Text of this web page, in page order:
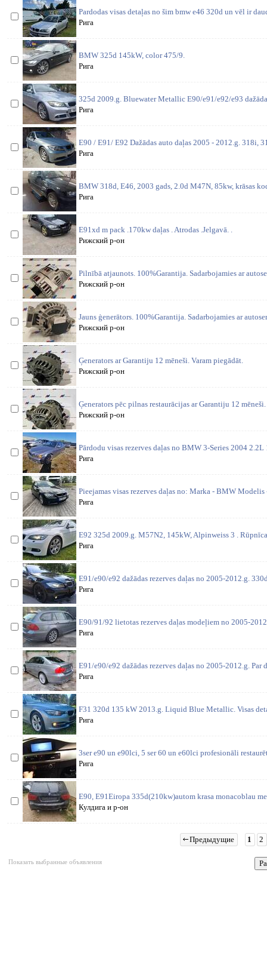
Pardodas visas detaļas no šim bmw e46 320d un vēl ir
Рига
BMW 325d 145kW, color 475/9.
Рига
325d 2009.g. Bluewater Metallic E90/e91/e92/e93
Рига
E90 / E91/ E92 Dažādas auto daļas 2005 - 2012.g. 318i,
Рига
BMW 318d, E46, 2003 gads, 2.0d M47N, 85kw, krāsas
Рига
E91xd m pack .170kw daļas . Atrodas .Jelgavā. .
Рижский р-он
Pilnībā atjaunots. 100%Garantija. Sadarbojamies ar
Рижский р-он
Jauns ģenerātors. 100%Garantija. Sadarbojamies ar
Рижский р-он
Ģenerators ar Garantiju 12 mēneši. Varam piegādāt.
Рижский р-он
Ģenerators pēc pilnas restaurācijas ar Garantiju 12
Рижский р-он
Pārdodu visas rezerves daļas no BMW 3-Series 2004
Рига
Pieejamas visas rezerves daļas no: Marka - BMW Modelis
Рига
E92 325d 2009.g. M57N2, 145kW, Alpinweiss 3 .
Рига
E91/e90/e92 dažādas rezerves daļas no 2005-2012.g.
Рига
E90/91/92 lietotas rezerves daļas modeļiem no 2005-
Рига
E91/e90/e92 dažādas rezerves daļas no 2005-2012.g. Par
Рига
F31 320d 135 kW 2013.g. Liquid Blue Metallic. Visas
Рига
3ser e90 un e90lci, 5 ser 60 un e60lci profesionāli
Рига
E90, E91Eiropa 335d(210kw)autom krasa monacoblau
Кулдига и р-он
Предыдущие 1 2
Показать выбранные объявления